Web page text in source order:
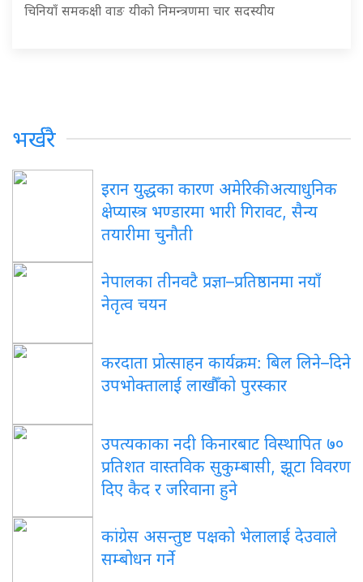
चिनियाँ समकक्षी वाङ यीको निमन्त्रणमा चार सदस्यीय
भर्खरै
इरान युद्धका कारण अमेरिकी अत्याधुनिक
क्षेप्यास्त्र भण्डारमा भारी गिरावट, सैन्य
तयारीमा चुनौती
नेपालका तीनवटै प्रज्ञा–प्रतिष्ठानमा नयाँ
नेतृत्व चयन
करदाता प्रोत्साहन कार्यक्रम: बिल लिने–दिने
उपभोक्तालाई लाखौँको पुरस्कार
उपत्यकाका नदी किनारबाट विस्थापित ७०
प्रतिशत वास्तविक सुकुम्बासी, झूटा विवरण
दिए कैद र जरिवाना हुने
कांग्रेस असन्तुष्ट पक्षको भेलालाई देउवाले
सम्बोधन गर्ने